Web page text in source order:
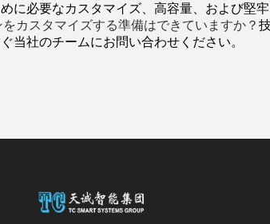
に必要なカスタマイズ、高容量、および堅
カスタマイズする準備はできていますか？
当社のチームにお問い合わせください。